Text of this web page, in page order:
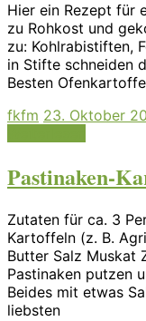
Hier ein Rezept für
zu Rohkost und
zu: Kohlrabistiften,
in Stifte schneiden
Besten
fkfm 23. Oktober
Pastinaken-
Zutaten für ca. 3
Kartoffeln (z. B.
Butter Salz Muskat
Pastinaken putzen
Beides mit etwas
liebsten